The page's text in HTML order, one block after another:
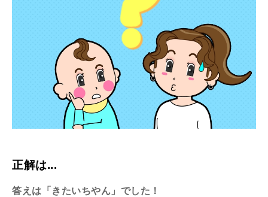
正解は...
答えは「きたいちやん 」でした！